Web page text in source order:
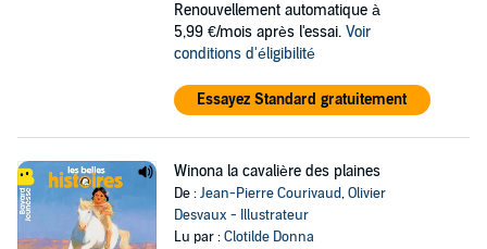
Renouvellement automatique à
5,99 €/mois après l'essai. Voir
conditions d'éligibilité
Essayez Standard gratuitement
Winona la cavalière des plaines
De :Jean-Pierre Courivaud,Olivier
Desvaux - Illustrateur
Lu par :Clotilde Donna